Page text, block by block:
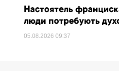
Настоятель
люди потребують
05.08.202609:37